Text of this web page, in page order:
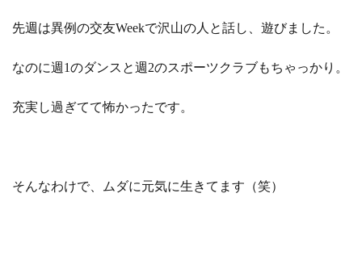
先週は異例の交友Weekで沢山の人と話し、遊びました。
なのに週1のダンスと週2のスポーツクラブもちゃっかり。
充実し過ぎてて怖かったです。
そんなわけで、ムダに元気に生きてます（笑）